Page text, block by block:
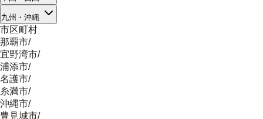
九州・沖縄
市区町村
那覇市/
宜野湾市/
浦添市/
名護市/
糸満市/
沖縄市/
豊見城市/